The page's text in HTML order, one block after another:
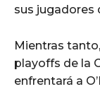
sus jugadores
Mientras
playoffs de la
enfrentará a